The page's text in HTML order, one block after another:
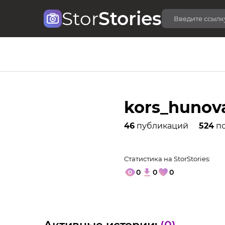
StorStories
46 публикаций 524
Статистика на StorStories:
0 0 0